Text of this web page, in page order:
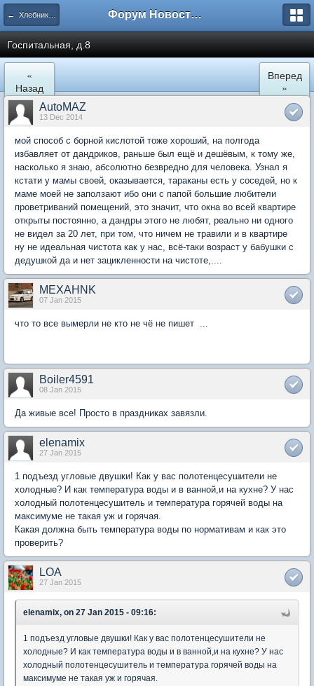
← Хлебниково Форум Новостройки
Госпитальная, д.8
«
Назад
Вперед
»
AutoMAZ
13 Dec 2014
мой способ с борной кислотой тоже хороший, на полгода
избавляет от дандриков, раньше был ещё и дешёвым, к тому же,
насколько я знаю, абсолютно безвредно для человека. Узнал я
кстати у мамы своей, оказывается, тараканы есть у соседей, но к
маме моей не заползают ибо они с папой большие любители
проветриваний помещений, это значит, что окна во всей квартире
открыты постоянно, а дандры этого не любят, реально ни одного
не видел за 20 лет, при том, что ничем не травили и в квартире
ну не идеальная чистота как у нас, всё-таки возраст у бабушки с
дедушкой да и нет зацикленности на чистоте,....
MEXAHNK
07 Jan 2015
что то все вымерли не кто не чё не пишет ...
Boiler4591
08 Jan 2015
Да живые все! Просто в праздниках завязли.
elenamix
27 Jan 2015
1 подъезд угловые двушки! Как у вас полотенцесушители не
холодные? И как температура воды и в ванной,и на кухне? У нас
холодный полотенцесушитель и температура горячей воды на
максимуме не такая уж и горячая.
Какая должна быть температура воды по нормативам и как это
проверить?
LOA
27 Jan 2015
elenamix, on 27 Jan 2015 - 09:16:
1 подъезд угловые двушки! Как у вас полотенцесушители не
холодные? И как температура воды и в ванной,и на кухне? У нас
холодный полотенцесушитель и температура горячей воды на
максимуме не такая уж и горячая.